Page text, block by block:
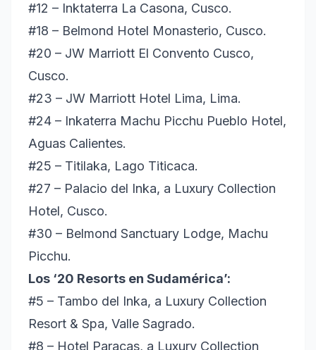
#12 – Inktaterra La Casona, Cusco.
#18 – Belmond Hotel Monasterio, Cusco.
#20 – JW Marriott El Convento Cusco,
Cusco.
#23 – JW Marriott Hotel Lima, Lima.
#24 – Inkaterra Machu Picchu Pueblo Hotel,
Aguas Calientes.
#25 – Titilaka, Lago Titicaca.
#27 – Palacio del Inka, a Luxury Collection
Hotel, Cusco.
#30 – Belmond Sanctuary Lodge, Machu
Picchu.
Los ‘20 Resorts en Sudamérica’:
#5 – Tambo del Inka, a Luxury Collection
Resort & Spa, Valle Sagrado.
#8 – Hotel Paracas, a Luxury Collection